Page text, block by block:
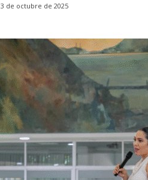
3 de octubre de 2025